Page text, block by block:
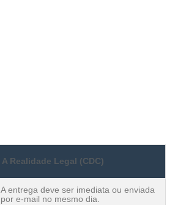
A Realidade Legal (CDC)
A entrega deve ser imediata ou enviada
por e-mail no mesmo dia.